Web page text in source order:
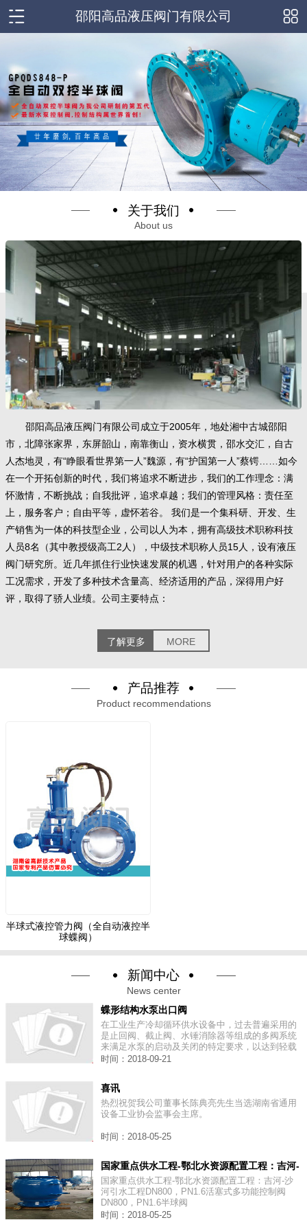
邵阳高品液压阀门有限公司
关于我们
About us
邵阳高品液压阀门有限公司成立于2005年，地处湘中古城邵阳
市，北障张家界，东屏韶山，南靠衡山，资水横贯，邵水交汇，自古
人杰地灵，有“睁眼看世界第一人”魏源，有“护国第一人”蔡锷……如今
在一个开拓创新的时代，我们将追求不断进步，我们的工作理念：满
怀激情，不断挑战；自我批评，追求卓越；我们的管理风格：责任至
上，服务客户；自由平等，虚怀若谷。 我们是一个集科研、开发、生
产销售为一体的科技型企业，公司以人为本，拥有高级技术职称科技
人员8名（其中教授级高工2人），中级技术职称人员15人，设有液压
阀门研究所。近几年抓住行业快速发展的机遇，针对用户的各种实际
工况需求，开发了多种技术含量高、经济适用的产品，深得用户好
评，取得了骄人业绩。公司主要特点：
了解更多 MORE
产品推荐
Product recommendations
半球式液控管力阀（全自动液控半
球蝶阀）
新闻中心
News center
蝶形结构水泵出口阀
在工业生产冷却循环供水设备中，过去普遍采用的
是止回阀、截止阀、水锤消除器等组成的多阀系统
来满足水泵的启动及关闭的特定要求，以达到轻载
启动及消除水锤的目的。
时间：2018-09-21
喜讯
热烈祝贺我公司董事长陈典亮先生当选湖南省通用
设备工业协会监事会主席。
时间：2018-05-25
国家重点供水工程-鄂北水资源配置工程：吉河-
沙河引水工程DN800，PN1.6活塞式多功能控
制阀DN800，PN1.6半球阀
国家重点供水工程-鄂北水资源配置工程：吉河-沙
河引水工程DN800，PN1.6活塞式多功能控制阀
DN800，PN1.6半球阀
时间：2018-05-25